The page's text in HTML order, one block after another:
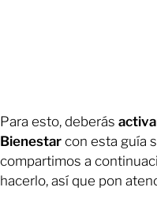
Para esto, deberás
Bienestar con esta guía
compartimos a
hacerlo, así que pon